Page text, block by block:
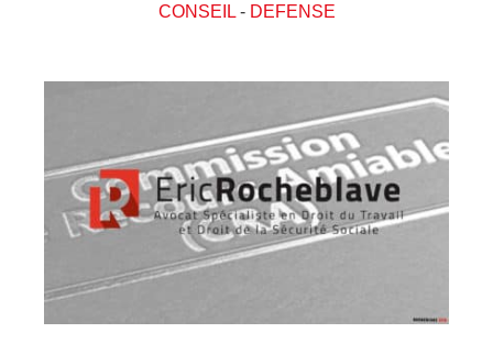
CONSEIL- DEFENSE